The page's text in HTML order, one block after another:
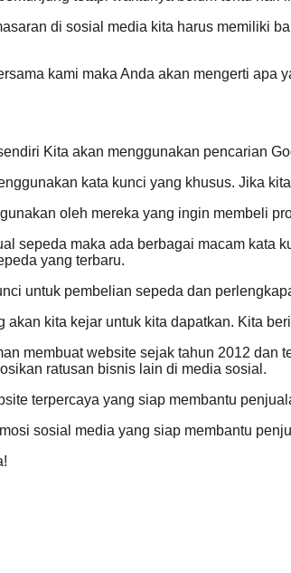
di sosial media kita harus memiliki
kami maka Anda akan mengerti
Kita akan menggunakan pencarian
kata kunci yang khusus. Jika
oleh mereka yang ingin membeli
sepeda maka ada berbagai macam kata
yang terbaru.
untuk pembelian sepeda dan
akan kita kejar untuk kita dapatkan. Kita
membuat website sejak tahun 2012
ratusan bisnis lain di media sosial.
terpercaya yang siap membantu
sosial media yang siap membantu